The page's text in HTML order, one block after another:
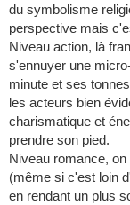
du symbolisme
perspective mais
Niveau action, là
s'ennuyer une
minute et ses
les acteurs bien
charismatique et
prendre son pied.
Niveau romance,
(même si c'est loin
en rendant un plus